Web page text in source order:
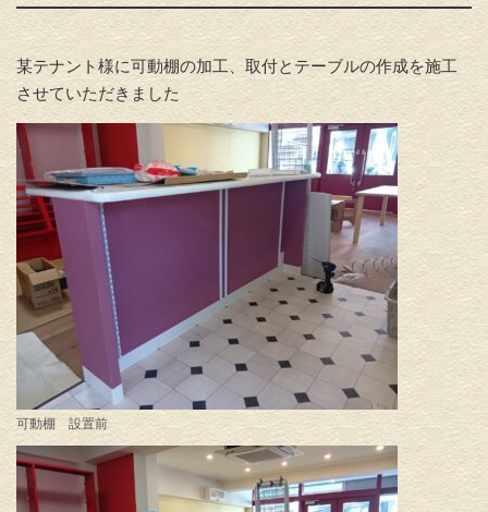
某テナント様に可動棚の加工、取付とテーブルの作成を施工
させていただきました
可動棚 設置前